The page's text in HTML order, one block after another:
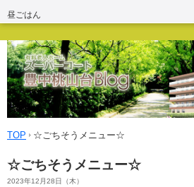
昼ごはん
TOP ☆ごちそうメニュー☆
☆ごちそうメニュー☆
2023年12月28日（木）